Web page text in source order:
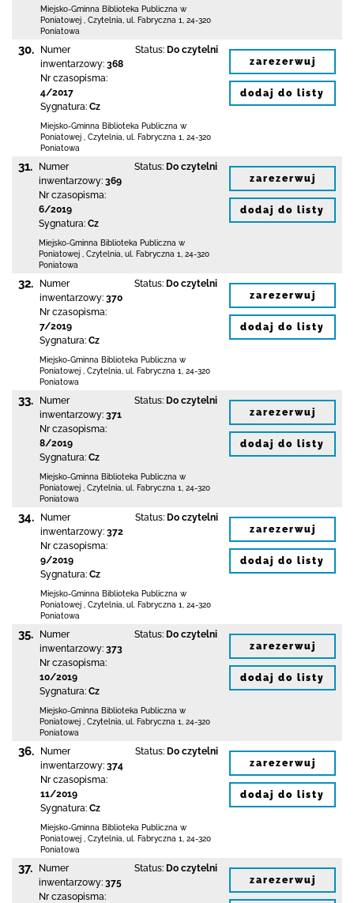
Miejsko-Gminna Biblioteka Publiczna w
Poniatowej
Czytelnia, ul. Fabryczna 1
24-320
Poniatowa
30.
Numer
inwentarzowy: 368
Nr czasopisma:
4/2017
Sygnatura: Cz
Status: Do czytelni
Miejsko-Gminna Biblioteka Publiczna w
Poniatowej
Czytelnia, ul. Fabryczna 1
24-320
Poniatowa
zarezerwuj
dodaj do listy
31.
Numer
inwentarzowy: 369
Nr czasopisma:
6/2019
Sygnatura: Cz
Status: Do czytelni
Miejsko-Gminna Biblioteka Publiczna w
Poniatowej
Czytelnia, ul. Fabryczna 1
24-320
Poniatowa
zarezerwuj
dodaj do listy
32.
Numer
inwentarzowy: 370
Nr czasopisma:
7/2019
Sygnatura: Cz
Status: Do czytelni
Miejsko-Gminna Biblioteka Publiczna w
Poniatowej
Czytelnia, ul. Fabryczna 1
24-320
Poniatowa
zarezerwuj
dodaj do listy
33.
Numer
inwentarzowy: 371
Nr czasopisma:
8/2019
Sygnatura: Cz
Status: Do czytelni
Miejsko-Gminna Biblioteka Publiczna w
Poniatowej
Czytelnia, ul. Fabryczna 1
24-320
Poniatowa
zarezerwuj
dodaj do listy
34.
Numer
inwentarzowy: 372
Nr czasopisma:
9/2019
Sygnatura: Cz
Status: Do czytelni
Miejsko-Gminna Biblioteka Publiczna w
Poniatowej
Czytelnia, ul. Fabryczna 1
24-320
Poniatowa
zarezerwuj
dodaj do listy
35.
Numer
inwentarzowy: 373
Nr czasopisma:
10/2019
Sygnatura: Cz
Status: Do czytelni
Miejsko-Gminna Biblioteka Publiczna w
Poniatowej
Czytelnia, ul. Fabryczna 1
24-320
Poniatowa
zarezerwuj
dodaj do listy
36.
Numer
inwentarzowy: 374
Nr czasopisma:
11/2019
Sygnatura: Cz
Status: Do czytelni
Miejsko-Gminna Biblioteka Publiczna w
Poniatowej
Czytelnia, ul. Fabryczna 1
24-320
Poniatowa
zarezerwuj
dodaj do listy
37.
Numer
inwentarzowy: 375
Nr czasopisma:
Status: Do czytelni
zarezerwuj